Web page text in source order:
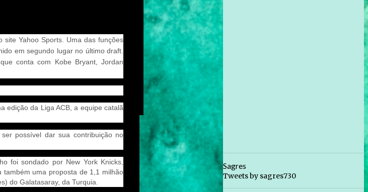
site Yahoo Sports. Uma das funções
em segundo lugar no último draft.
conta com Kobe Bryant, Jordan
edição da Liga ACB, a equipe catalã
possível dar sua contribuição no
foi sondado por New York Knicks,
também uma proposta de 1,1 milhão
do Galatasaray, da Turquia.
Sagres
Tweets by sagres730